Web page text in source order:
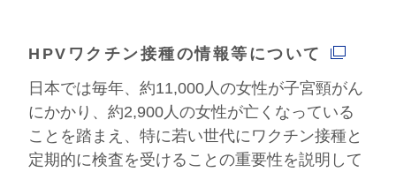
HPVワクチン接種の情報等について
日本では毎年、約11,000人の女性が子宮頸がん
にかかり、約2,900人の女性が亡くなっている
ことを踏まえ、特に若い世代にワクチン接種と
定期的に検査を受けることの重要性を説明して